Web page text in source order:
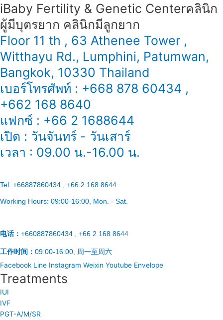
iBaby Fertility & Genetic Center​ คลินิก
ผู้มีบุตรยาก คลินิกมีลูกยาก
Floor 11 th , 63 Athenee Tower ,
Witthayu Rd., Lumphini, Patumwan,
Bangkok, 10330 Thailand
เบอร์โทรศัพท์ : +668 878 60434 ,
+662 168 8640
แฟกซ์ : +66 2 1688644
เปิด : วันจันทร์ - วันเสาร์
เวลา : 09.00 น.-16.00 น.
Tel: +66887860434 , +66 2 168 8644
Working Hours: 09:00-16:00 , Mon. - Sat.
电话： +660887860434 , +66 2 168 8644
工作时间： 09:00-16:00, 周一至周六
Facebook Line Instagram Weixin Youtube Envelope
Treatments
IUI
IVF
PGT-A/M/SR